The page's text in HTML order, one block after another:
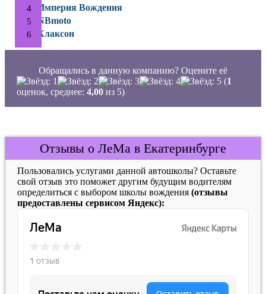
Империя Вождения
NBmoto
Клаксон
Обращались в данную компанию? Оцените её
(1
оценок, среднее: 4,00 из 5)
Отзывы о ЛеМа в Екатеринбурге
Пользовались услугами данной автошколы? Оставьте
свой отзыв это поможет другим будущим водителям
определиться с выбором школы вождения (отзывы
предоставлены сервисом Яндекс):